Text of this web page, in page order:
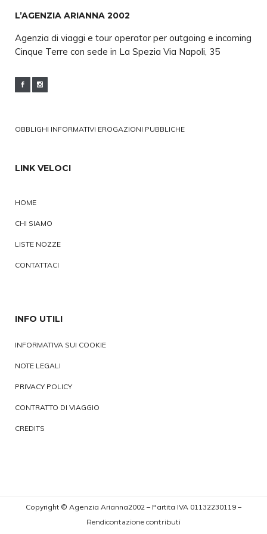
L’AGENZIA ARIANNA 2002
Agenzia di viaggi e tour operator per outgoing e incoming
Cinque Terre con sede in La Spezia Via Napoli, 35
OBBLIGHI INFORMATIVI EROGAZIONI PUBBLICHE
LINK VELOCI
HOME
CHI SIAMO
LISTE NOZZE
CONTATTACI
INFO UTILI
INFORMATIVA SUI COOKIE
NOTE LEGALI
PRIVACY POLICY
CONTRATTO DI VIAGGIO
CREDITS
Copyright © Agenzia Arianna2002 – Partita IVA 01132230119 –
Rendicontazione contributi